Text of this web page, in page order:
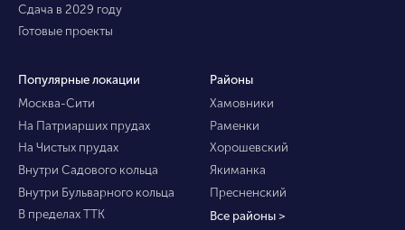
Сдача в 2029 году
Готовые проекты
Популярные локации
Москва-Сити
На Патриарших прудах
На Чистых прудах
Внутри Садового кольца
Внутри Бульварного кольца
В пределах ТТК
Районы
Хамовники
Раменки
Хорошевский
Якиманка
Пресненский
Все районы >